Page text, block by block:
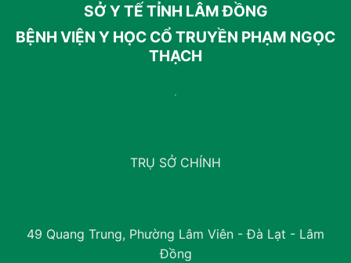
SỞ Y TẾ TỈNH LÂM ĐỒNG
BỆNH VIỆN Y HỌC CỔ TRUYỀN PHẠM NGỌC
THẠCH
TRỤ SỞ CHÍNH
49 Quang Trung, Phường Lâm Viên - Đà Lạt - Lâm
Đồng